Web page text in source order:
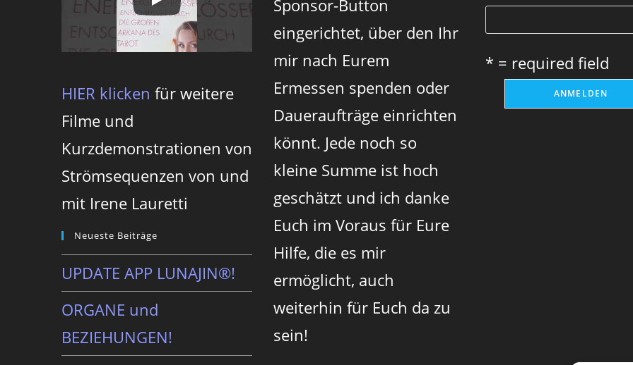
HIER klicken für weitere
Filme und
Kurzdemonstrationen von
Strömsequenzen von und
mit Irene Lauretti
Neueste Beiträge
UPDATE APP LUNAJIN®!
ORGANE und
BEZIEHUNGEN!
Sponsor-Button
eingerichtet, über den Ihr
mir nach Eurem
Ermessen spenden oder
Daueraufträge einrichten
könnt. Jede noch so
kleine Summe ist hoch
geschätzt und ich danke
Euch im Voraus für Eure
Hilfe, die es mir
ermöglicht, auch
weiterhin für Euch da zu
sein!
* = required field